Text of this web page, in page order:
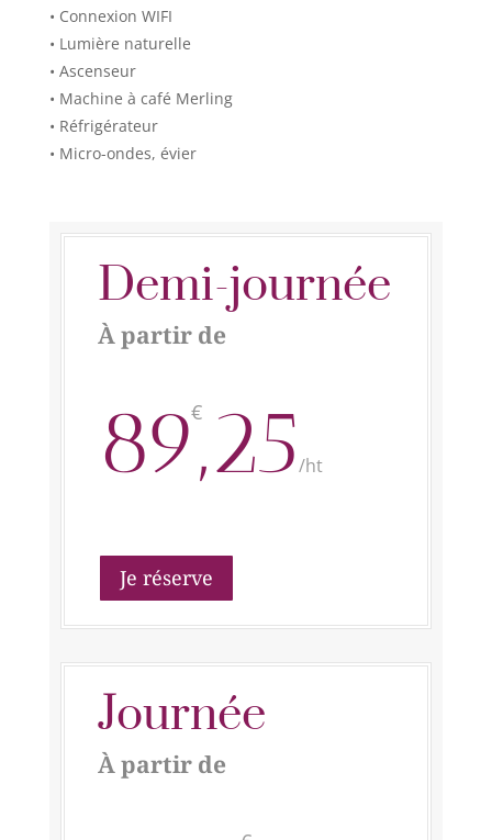
• Connexion WIFI
• Lumière naturelle
• Ascenseur
• Machine à café Merling
• Réfrigérateur
• Micro-ondes, évier
Demi-journée
À partir de
€
89,25/ht
Je réserve
Journée
À partir de